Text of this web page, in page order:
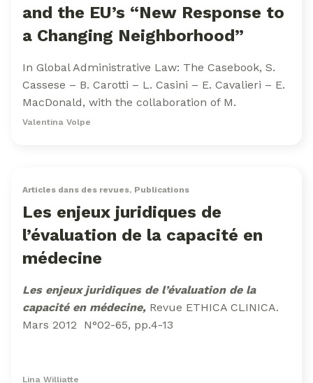
and the EU’s “New Response to
a Changing Neighborhood”
In Global Administrative Law: The Casebook, S.
Cassese – B. Carotti – L. Casini – E. Cavalieri – E.
MacDonald, with the collaboration of M.
Valentina Volpe
Articles dans des revues, Publications
Les enjeux juridiques de
l’évaluation de la capacité en
médecine
Les enjeux juridiques de l’évaluation de la
capacité en médecine, Revue ETHICA CLINICA.
Mars 2012 N°02-65, pp.4-13
Lina Williatte